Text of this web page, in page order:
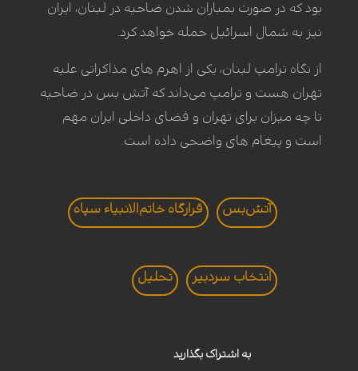
بود که در صورت بمباران شدن ضاحیه در لبنان، ایران
نیز به شمال اسرائیل حمله خواهد کرد.
از نگاه ترامپ لبنان، یکی از اهرم های مذاکراتی علیه
تهران هست و ترامپ می‌داند که آتش بس در ضاحیه
تا چه میزان برای تهران و فضای داخلی ایران مهم
است و پیغام های واضحی داده است.
آتش‌بس قرارگاه خاتم‌الانبیاء‌ سپاه
انتخاب سردبير تحليل
به اشتراک بگذارید